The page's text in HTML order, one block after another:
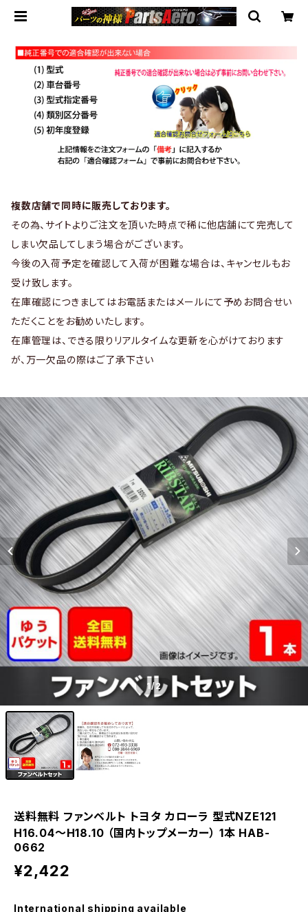
複数店舗で同時に販売しております。
その為、サイトよりご注文を頂いた時点で稀に他店舗にて完売して
しまい欠品してしまう場合がございます。
今後の入荷予定を確認して入荷が困難な場合は、キャンセルもお
受け致します。
在庫確認につきましてはお電話またはメールにて予めお問合せい
ただくことをお勧めいたします。
在庫管理は、できる限りリアルタイムな更新を心がけております
が、万一欠品の際はご了承下さい
1/2
送料無料 ファンベルト トヨタ カローラ 型式NZE121
H16.04～H18.10 （国内トップメーカー） 1本 HAB-
0662
¥2,422
International shipping available